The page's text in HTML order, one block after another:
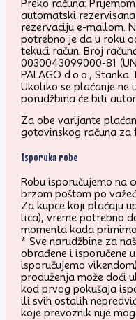
Preko računa:
automatski
rezervaciju e-mailom.
potrebno je da u roku
tekući račun. Broj
0030043099000-81
PALAGO d.o.o., Stanka
Ukoliko se plaćanje ne
porudžbina će biti
Za obe varijante
gotovinskog računa za
Isporuka robe
Robu isporučujemo na
brzom poštom po
Za kupce koji plaćaju
lica), vreme potrebno
momenta kada
* Sve narudžbine za
obrađene i isporučene
isporučujemo
produženja može doći
kod prvog pokušaja
ili svih ostalih
koje prevoznik nije